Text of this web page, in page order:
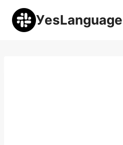
Перейти
содержимому